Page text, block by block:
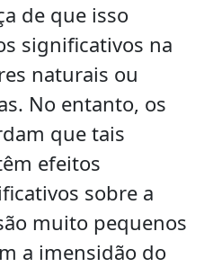
de que isso
significativos na
naturais ou
No entanto, os
que tais
efeitos
sobre a
muito pequenos
a imensidão do